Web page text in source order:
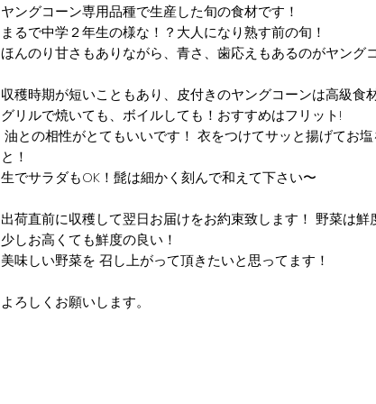
ヤングコーン専用品種で生産した旬の食材です！
まるで中学２年生の様な！？大人になり熟す前の旬！
ほんのり甘さもありながら、青さ、歯応えもあるのがヤング
収穫時期が短いこともあり、皮付きのヤングコーンは高級食
グリルで焼いても、ボイルしても！おすすめはフリット!
油との相性がとてもいいです！ 衣をつけてサッと揚げてお塩
と！
生でサラダもOK！髭は細かく刻んで和えて下さい〜
出荷直前に収穫して翌日お届けをお約束致します！ 野菜は鮮
少しお高くても鮮度の良い！
美味しい野菜を 召し上がって頂きたいと思ってます！
よろしくお願いします。